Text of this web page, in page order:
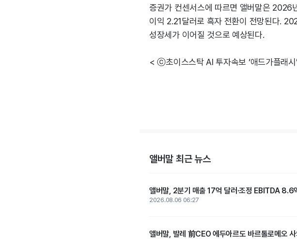
증권가 컨센서스에 따르면 앨버말은
이익 2.21달러로 흑자 전환이 전망된다.
성장세가 이어질 것으로 예상된다.
< ⓒ초이스스탁 AI 투자속보 ‘애드가플래
앨버말 최근 뉴스
앨버말, 2분기 매출 17억 달러·조정 EBITDA
2026.08.06 06:27
앨버말, 발레 前CEO 에두아르도 바르톨로메오